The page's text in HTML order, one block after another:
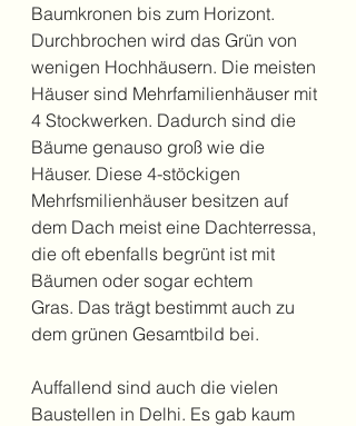
Baumkronen bis zum Horizont.
Durchbrochen wird das Grün von
wenigen Hochhäusern. Die meisten
Häuser sind Mehrfamilienhäuser mit
4 Stockwerken. Dadurch sind die
Bäume genauso groß wie die
Häuser. Diese 4-stöckigen
Mehrfsmilienhäuser besitzen auf
dem Dach meist eine Dachterressa,
die oft ebenfalls begrünt ist mit
Bäumen oder sogar echtem
Gras. Das trägt bestimmt auch zu
dem grünen Gesamtbild bei.
Auffallend sind auch die vielen
Baustellen in Delhi. Es gab kaum